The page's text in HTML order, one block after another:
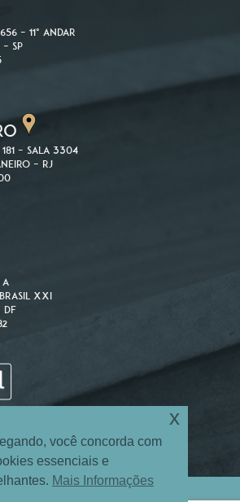
– 11º andar
SP
– Sala 3304
– RJ
XXI
DF
você concorda com
essenciais e
Mais Informações
x